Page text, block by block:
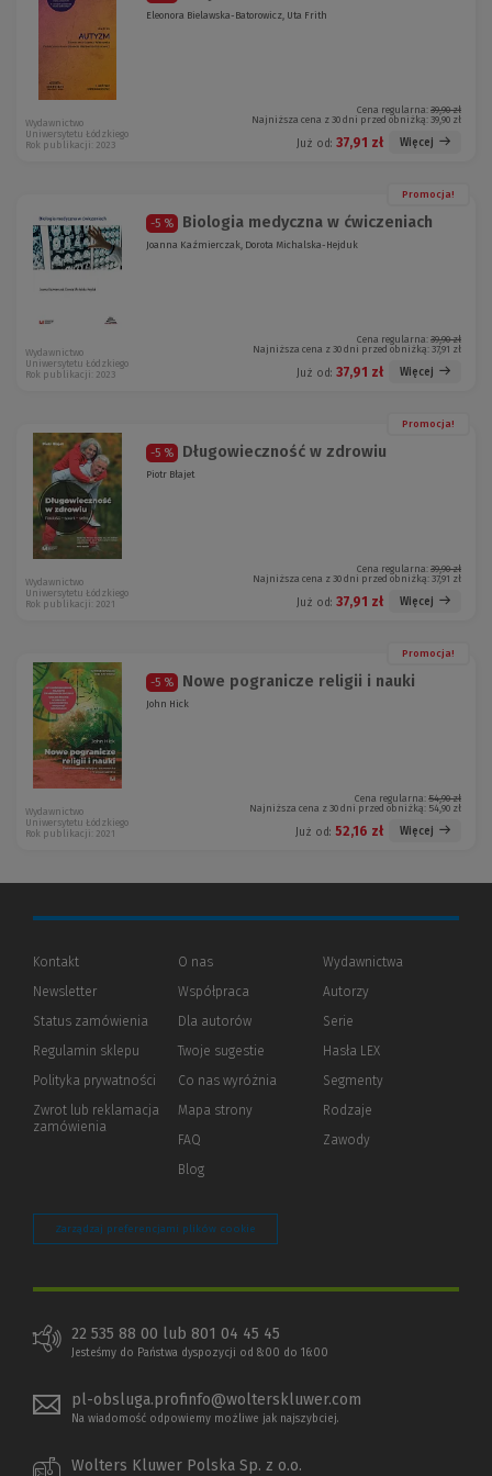
Eleonora Bielawska-Batorowicz, Uta Frith
Cena regularna: 39,90 zł
Najniższa cena z 30 dni przed obniżką: 39,90 zł
Już od: 37,91 zł Więcej
Wydawnictwo
Uniwersytetu Łódzkiego
Rok publikacji: 2023
Promocja!
-5 % Biologia medyczna w ćwiczeniach
Joanna Kaźmierczak, Dorota Michalska-Hejduk
Cena regularna: 39,90 zł
Najniższa cena z 30 dni przed obniżką: 37,91 zł
Już od: 37,91 zł Więcej
Wydawnictwo
Uniwersytetu Łódzkiego
Rok publikacji: 2023
Promocja!
-5 % Długowieczność w zdrowiu
Piotr Błajet
Cena regularna: 39,90 zł
Najniższa cena z 30 dni przed obniżką: 37,91 zł
Już od: 37,91 zł Więcej
Wydawnictwo
Uniwersytetu Łódzkiego
Rok publikacji: 2021
Promocja!
-5 % Nowe pogranicze religii i nauki
John Hick
Cena regularna: 54,90 zł
Najniższa cena z 30 dni przed obniżką: 54,90 zł
Już od: 52,16 zł Więcej
Wydawnictwo
Uniwersytetu Łódzkiego
Rok publikacji: 2021
Kontakt
Newsletter
Status zamówienia
Regulamin sklepu
Polityka prywatności (Nowe
(Link
innej
Zwrot lub reklamacja
zamówienia
O nas
Współpraca
Dla autorów(Nowe
(Link
innej
strony)
Twoje sugestie
Co nas wyróżnia
Mapa strony
FAQ
Blog
Wydawnictwa
Autorzy
Serie
Hasła LEX
Segmenty
Rodzaje
Zawody
Zarządzaj preferencjami plików cookie
22 535 88 00 lub 801 04 45 45
Jesteśmy do Państwa dyspozycji od 8:00 do 16:00
pl-obsluga.profinfo@wolterskluwer.com
Na wiadomość odpowiemy możliwe jak najszybciej.
Wolters Kluwer Polska Sp. z o.o.